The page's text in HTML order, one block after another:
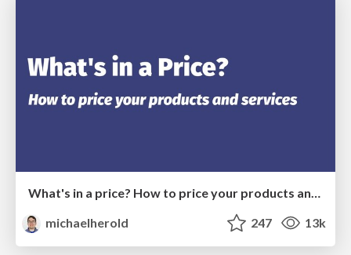
What's in a price? How to price your products and services
michaelherold
247 13k